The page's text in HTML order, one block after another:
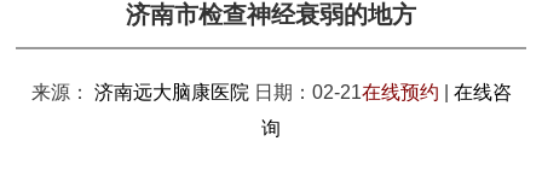
济南市检查神经衰弱的地方
来源： 济南远大脑康医院 日期：02-21在线预约
在线咨
询